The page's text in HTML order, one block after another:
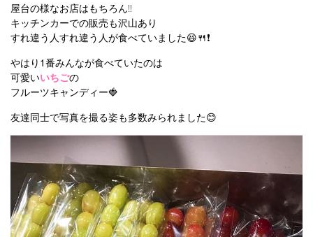
屋台の様なお店はもちろん‼︎
キッチンカーでの販売も沢山あり
すれ違う人すれ違う人が食べていました😆🍴❗️
やはり1番みんなが食べていたのは
可愛いいちごの
フルーツキャンディー🍓
友達同士で写真を撮る姿も多数みられました😊